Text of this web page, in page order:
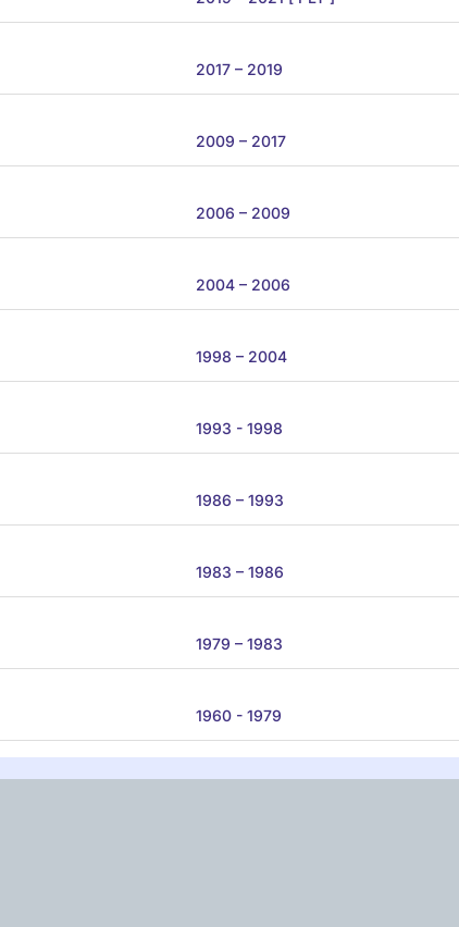
2017 – 2019
2009 – 2017
2006 – 2009
2004 – 2006
1998 – 2004
1993 - 1998
1986 – 1993
1983 – 1986
1979 – 1983
1960 - 1979